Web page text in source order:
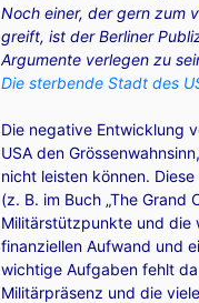
Noch einer, der gern zum
greift, ist der Berliner
Argumente verlegen zu
Die sterbende Stadt des
Die negative Entwicklung
USA den
nicht leisten können.
(z. B. im Buch „The
Militärstützpunkte und die
finanziellen Aufwand und
wichtige Aufgaben fehlt
Militärpräsenz und die